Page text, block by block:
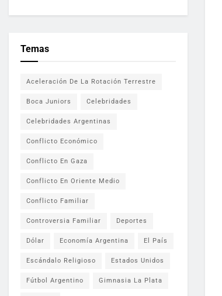
Temas
Aceleración De La Rotación Terrestre
Boca Juniors Celebridades
Celebridades Argentinas
Conflicto Económico
Conflicto En Gaza
Conflicto En Oriente Medio
Conflicto Familiar
Controversia Familiar Deportes
Dólar Economía Argentina El País
Escándalo Religioso Estados Unidos
Fútbol Argentino Gimnasia La Plata